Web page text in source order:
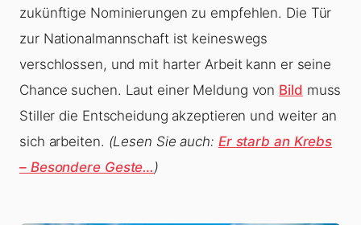
zukünftige Nominierungen zu empfehlen. Die Tür
zur Nationalmannschaft ist keineswegs
verschlossen, und mit harter Arbeit kann er seine
Chance suchen. Laut einer Meldung von Bild muss
Stiller die Entscheidung akzeptieren und weiter an
sich arbeiten. (Lesen Sie auch: Er starb an Krebs
– Besondere Geste…)